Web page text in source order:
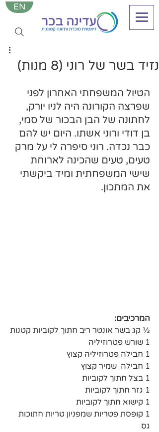
EN
נזיד בשר של רוני (8 מנות)
הטיול המשפחתי האחרון לפני
שפרצה הקורונה היה לניו יורק,
לחתונה של הבן הבכור של סמי,
בן דודי ורוני אשתו. היום יש להם
כבר נכדה. רוני סיפרה לי על מרק
טעים, טעים שהכינה לארוחת
שישי המשפחתית ומיד ביקשתי
את המתכון.
המרכיבים:
½ קג בשר אונטר ריב חתוך לקוביות קטנות
1 שורש פטרוזיליה
1 חבילה פטרוזיליה קצוץ
1 חבילה  שמיר קצוץ
1 בצל חתוך לקוביות
1 גזר חתוך לקוביות
1 קישוא חתוך לקוביות
1 קופסת פטריות שמפניון טריות חתוכות
גס